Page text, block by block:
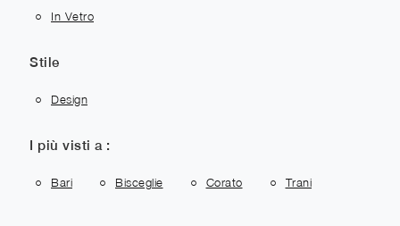
In Vetro
Stile
Design
I più visti a :
Bari Bisceglie Corato Trani